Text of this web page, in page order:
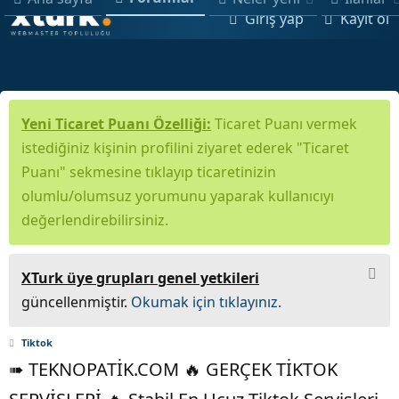
Giriş yap Kayıt ol
Yeni Ticaret Puanı Özelliği: Ticaret Puanı vermek
istediğiniz kişinin profilini ziyaret ederek "Ticaret
Puanı" sekmesine tıklayıp ticaretinizin
olumlu/olumsuz yorumunu yaparak kullanıcıyı
değerlendirebilirsiniz.
XTurk üye grupları genel yetkileri
güncellenmiştir. Okumak için tıklayınız.
Tiktok
➠ TEKNOPATİK.COM 🔥 GERÇEK TİKTOK